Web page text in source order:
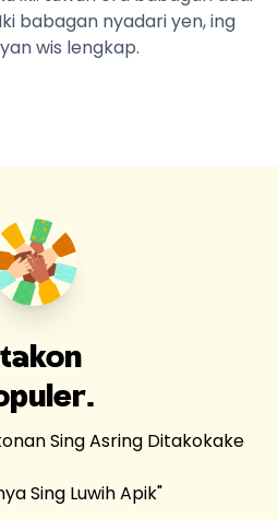
babagan nyadari yen, ing
wis lengkap.
Sing Asring Ditakokake
Sing Luwih Apik"